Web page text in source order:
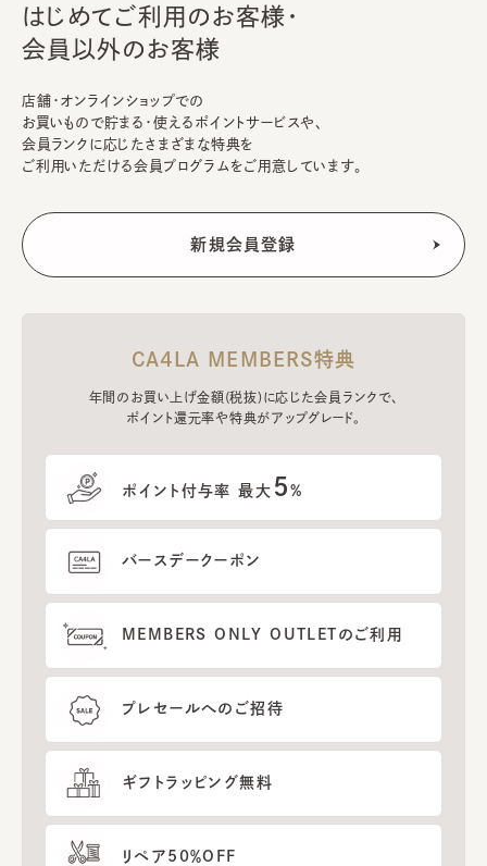
はじめてご利用のお客様・
会員以外のお客様
店舗・オンラインショップでの
お買いもので貯まる・使えるポイントサービスや、
会員ランクに応じたさまざまな特典を
ご利用いただける会員プログラムをご用意しています。
CA4LA MEMBERS特典
年間のお買い上げ金額(税抜)に応じた会員ランクで、
ポイント還元率や特典がアップグレード。
ポイント付与率 最大 5%
バースデークーポン
MEMBERS ONLY OUTLETのご利用
プレセールへのご招待
ギフトラッピング無料
リペア50％OFF